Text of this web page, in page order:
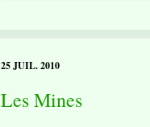
25 JUIL. 2010
Les Mines